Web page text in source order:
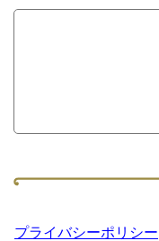
プライバシーポリシー